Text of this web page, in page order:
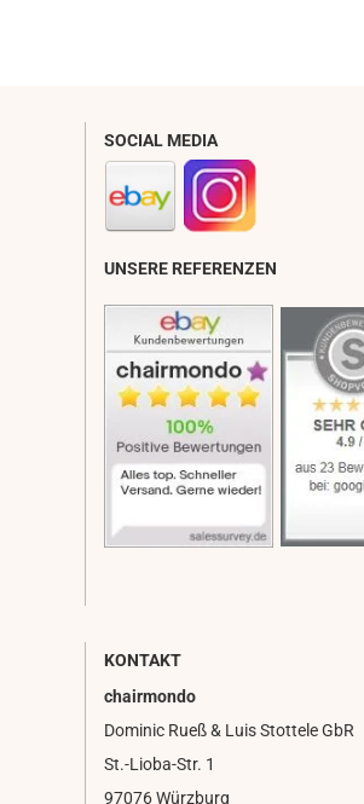
SOCIAL MEDIA
UNSERE REFERENZEN
KONTAKT
chairmondo
Dominic Rueß & Luis Stottele GbR
St.-Lioba-Str. 1
97076 Würzburg